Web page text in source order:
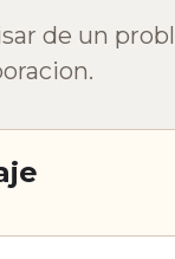
de un